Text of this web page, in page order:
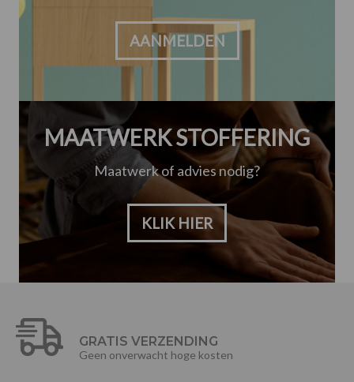
AANMELDEN
MAATWERK STOFFERING
Maatwerk of advies nodig?
KLIK HIER
GRATIS VERZENDING
Geen onverwacht hoge kosten